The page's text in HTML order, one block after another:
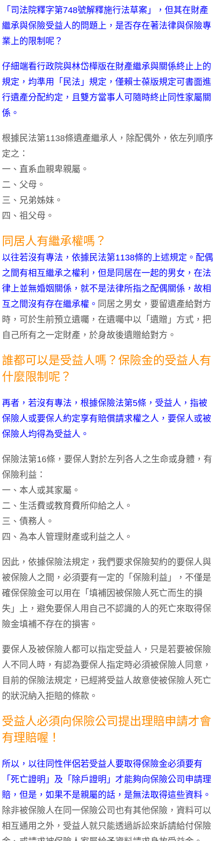
「司法院釋字第748號解釋施行法草案」，但其在財產
繼承與保險受益人的問題上，是否存在著法律與保險專
業上的限制呢？
仔細端看行政院與林岱樺版在財產繼承與關係終止上的
規定，均準用「民法」規定，僅賴士葆版規定可書面進
行遺產分配約定，且雙方當事人可隨時終止同性家屬關
係。
根據民法第1138條遺產繼承人，除配偶外，依左列順序
定之：
一、直系血親卑親屬。
二、父母。
三、兄弟姊妹。
四、祖父母。
同居人有繼承權嗎？
以往若沒有專法，依據民法第1138條的上述規定。配偶
之間有相互繼承之權利，但是同居在一起的男女，在法
律上並無婚姻關係，就不是法律所指之配偶關係，故相
互之間沒有存在繼承權。 同居之男女，要留遺產給對方
時，可於生前預立遺囑，在遺囑中以「遺贈」方式，把
自己所有之一定財產，於身故後遺贈給對方。
誰都可以是受益人嗎？保險金的受益人有
什麼限制呢？
再者，若沒有專法，根據保險法第5條，受益人，指被
保險人或要保人約定享有賠償請求權之人，要保人或被
保險人均得為受益人。
保險法第16條，要保人對於左列各人之生命或身體，有
保險利益：
一、本人或其家屬。
二、生活費或教育費所仰給之人。
三、債務人。
四、為本人管理財產或利益之人。
因此，依據保險法規定，我們要求保險契約的要保人與
被保險人之間，必須要有一定的「保險利益」，不僅是
確保保險金可以用在「填補因被保險人死亡而生的損
失」上，避免要保人用自己不認識的人的死亡來取得保
險金填補不存在的損害。
要保人及被保險人都可以指定受益人，只是若要被保險
人不同人時，有認為要保人指定時必須被保險人同意，
目前的保險法規定，已經將受益人故意使被保險人死亡
的狀況納入拒賠的條款。
受益人必須向保險公司提出理賠申請才會
有理賠喔！
所以，以往同性伴侶若受益人要取得保險金必須要有
「死亡證明」及「除戶證明」才能夠向保險公司申請理
賠，但是，如果不是親屬的話，是無法取得這些資料。
除非被保險人在同一保險公司也有其他保險，資料可以
相互通用之外，受益人就只能透過訴訟來訴請給付保險